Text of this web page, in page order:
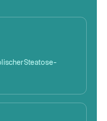
Steatose-